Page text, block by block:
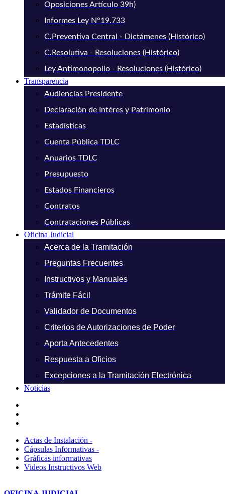
Oposiciones Artículo 39h)
Informes Ley N°19.733
C.Preventiva Central - Dictámenes (Histórico)
C.Resolutiva - Resoluciones (Histórico)
Ley Antimonopolio - Resoluciones (Histórico)
Transparencia
Audiencias Presidente
Declaración de Intéres y Patrimonio
Estadísticas
Cuenta Pública TDLC
Anuarios TDLC
Presupuesto
Estados Financieros
Contratos
Contrataciones Públicas
Oficina Judicial
Acerca de la Tramitación
Preguntas Frecuentes
Instructivos y Manuales
Trámite Fácil
Validador de Documentos
Criterios de Autorizaciones de Poder
Aporta Antecedentes
Respuesta a Oficios
Excepciones a la Tramitación Electrónica
Noticias
Actas de Instalación -
Cápsulas Informativas -
Gráficas informativas
Videos Instructivos Web